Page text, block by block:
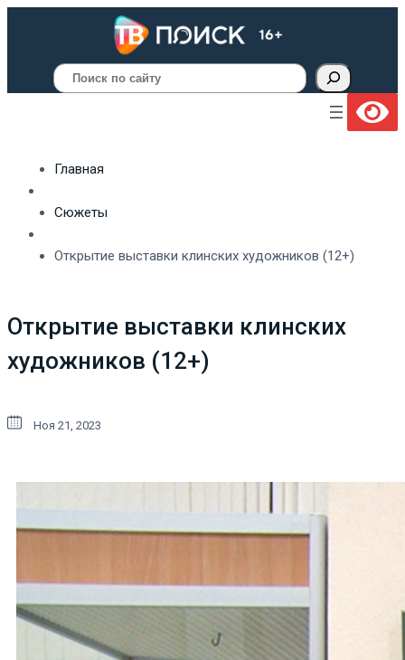
Поиск
Главная
Сюжеты
Открытие выставки клинских художников (12+)
Открытие выставки клинских
художников (12+)
Ноя 21, 2023